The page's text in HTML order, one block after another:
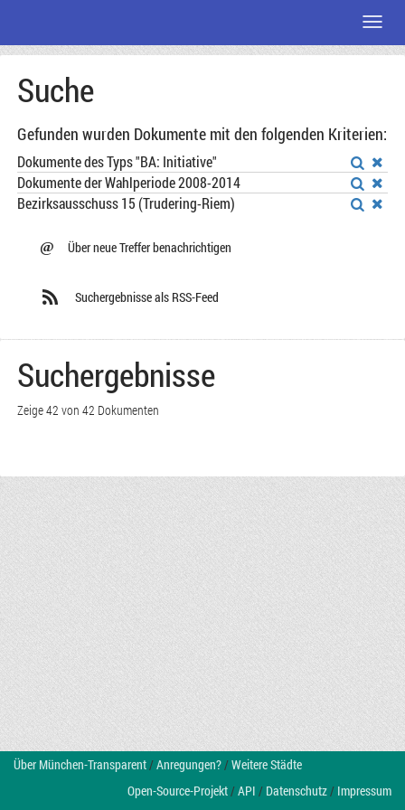
Seiteninhalt
Suche
Gefunden wurden Dokumente mit den folgenden Kriterien:
Dokumente des Typs "BA: Initiative"
Dokumente der Wahlperiode 2008-2014
Bezirksausschuss 15 (Trudering-Riem)
@ Über neue Treffer benachrichtigen
Suchergebnisse als RSS-Feed
Suchergebnisse
Zeige 42 von 42 Dokumenten
Über München-Transparent/Anregungen?/Weitere Städte
Open-Source-Projekt/API / Datenschutz/ Impressum